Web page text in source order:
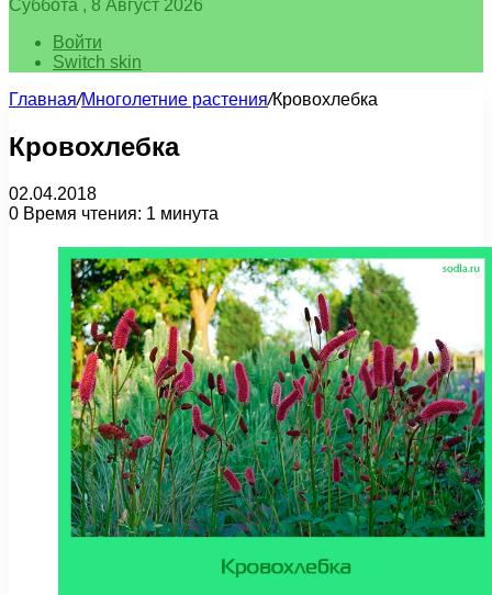
Суббота , 8 Август 2026
Войти
Switch skin
Главная/Многолетние растения/Кровохлебка
Кровохлебка
02.04.2018
0 Время чтения: 1 минута